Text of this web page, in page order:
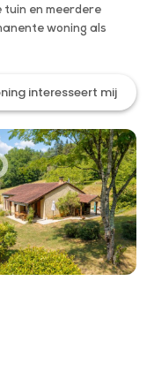
en meerdere
woning als
interesseert mij